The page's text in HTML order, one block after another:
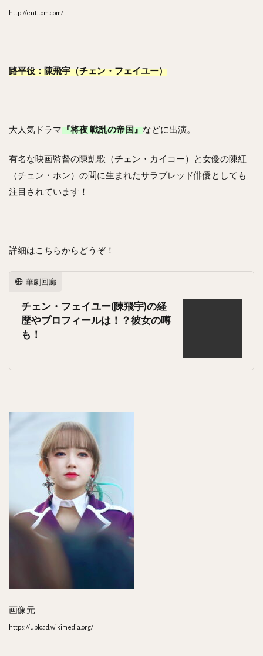
http://ent.tom.com/
路平役：陳飛宇（チェン・フェイユー）
大人気ドラマ『将夜 戦乱の帝国』などに出演。
有名な映画監督の陳凱歌（チェン・カイコー）と女優の陳紅
（チェン・ホン）の間に生まれたサラブレッド俳優としても
注目されています！
詳細はこちらからどうぞ！
華劇回廊
チェン・フェイユー(陳飛宇)の経
歴やプロフィールは！？彼女の噂
も！
画像元
https://upload.wikimedia.org/